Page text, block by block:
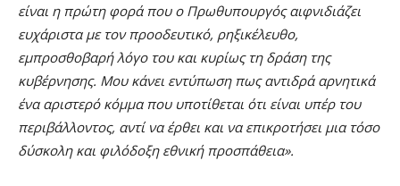
είναι η πρώτη φορά που ο Πρωθυπουργός αιφνιδιάζει
ευχάριστα με τον προοδευτικό, ρηξικέλευθο,
εμπροσθοβαρή λόγο του και κυρίως τη δράση της
κυβέρνησης. Μου κάνει εντύπωση πως αντιδρά αρνητικά
ένα αριστερό κόμμα που υποτίθεται ότι είναι υπέρ του
περιβάλλοντος, αντί να έρθει και να επικροτήσει μια τόσο
δύσκολη και φιλόδοξη εθνική προσπάθεια».